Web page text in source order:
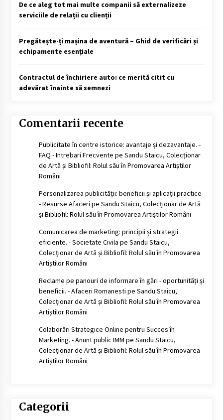
De ce aleg tot mai multe companii să externalizeze
serviciile de relații cu clienții
Pregătește-ți mașina de aventură – Ghid de verificări și
echipamente esențiale
Contractul de închiriere auto: ce merită citit cu
adevărat înainte să semnezi
Comentarii recente
Publicitate în centre istorice: avantaje și dezavantaje. -
FAQ - Intrebari Frecvente pe Sandu Staicu, Colecționar
de Artă și Bibliofil: Rolul său în Promovarea Artiștilor
Români
Personalizarea publicității: beneficii și aplicații practice
- Resurse Afaceri pe Sandu Staicu, Colecționar de Artă
și Bibliofil: Rolul său în Promovarea Artiștilor Români
Comunicarea de marketing: principii și strategii
eficiente. - Societate Civila pe Sandu Staicu,
Colecționar de Artă și Bibliofil: Rolul său în Promovarea
Artiștilor Români
Reclame pe panouri de informare în gări - oportunități și
beneficii. - Afaceri Romanesti pe Sandu Staicu,
Colecționar de Artă și Bibliofil: Rolul său în Promovarea
Artiștilor Români
Colaborări Strategice Online pentru Succes în
Marketing. - Anunt public IMM pe Sandu Staicu,
Colecționar de Artă și Bibliofil: Rolul său în Promovarea
Artiștilor Români
Categorii